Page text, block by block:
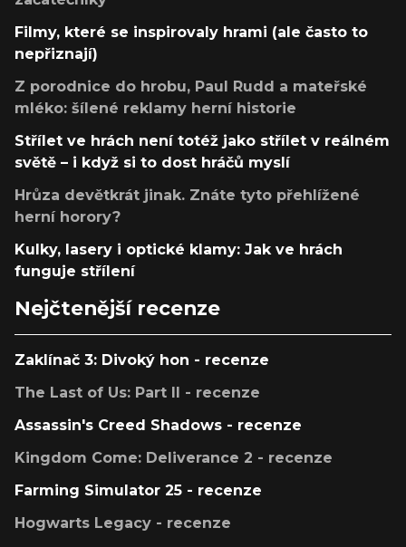
Filmy, které se inspirovaly hrami (ale často to
nepřiznají)
Z porodnice do hrobu, Paul Rudd a mateřské
mléko: šílené reklamy herní historie
Střílet ve hrách není totéž jako střílet v reálném
světě – i když si to dost hráčů myslí
Hrůza devětkrát jinak. Znáte tyto přehlížené
herní horory?
Kulky, lasery i optické klamy: Jak ve hrách
funguje střílení
Nejčtenější recenze
Zaklínač 3: Divoký hon - recenze
The Last of Us: Part II - recenze
Assassin's Creed Shadows - recenze
Kingdom Come: Deliverance 2 - recenze
Farming Simulator 25 - recenze
Hogwarts Legacy - recenze